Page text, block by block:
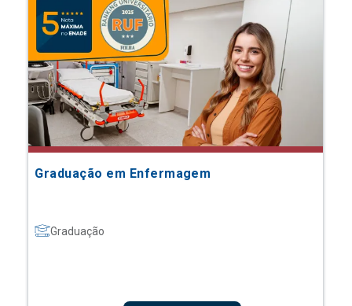
Graduação em Enfermagem
Graduação